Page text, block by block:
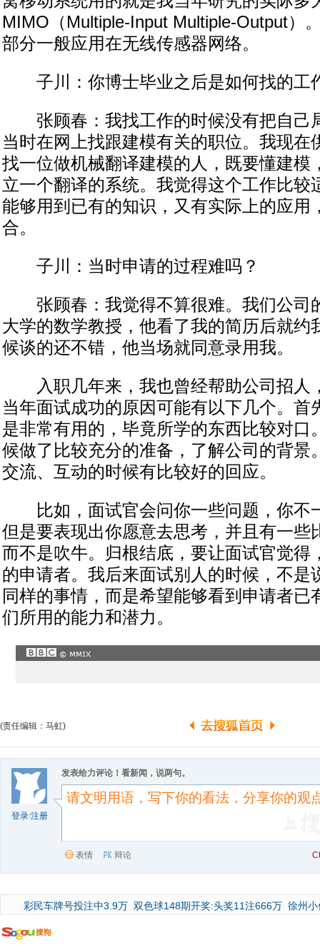
MIMO（Multiple-Input Multiple-Output）
部分一般应用在无线传感器网络。
子川：你博士毕业之后是如何找的工
张顾春：我找工作的时候没有把自己
当时在网上找跟建模有关的职位。我现在
找一位做机械翻译建模的人，既要懂建模
立一个翻译的系统。我觉得这个工作比较
能够用到已有的知识，又有实际上的应用
合。
子川：当时申请的过程难吗？
张顾春：我觉得不算很难。我们公司
大学的数学教授，他看了我的简历后就约
候谈的还不错，他当场就同意录用我。
入职几年来，我也曾经帮助公司招人
当年面试成功的原因可能有以下几个。首
是非常有用的，毕竟所学的东西比较对口
候做了比较充分的准备，了解公司的背景
交流、互动的时候有比较好的回应。
比如，面试官会问你一些问题，你不
但是要表现出你愿意去思考，并且有一些
而不是吹牛。归根结底，要让面试官觉得
的申请者。我后来面试别人的时候，不是
同样的事情，而是希望能够看到申请者已
们所用的能力和潜力。
(责任编辑：马虹)
登录/注册
发表给力评论！看新闻，说两句。
表情 辩论
彩民车牌号投注中3.9万 双色球148期开奖:头奖11注666万 徐州